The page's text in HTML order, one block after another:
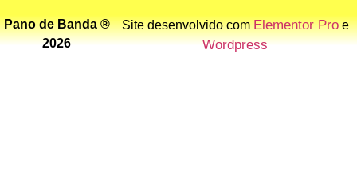
Pano de Banda ®
2026
Site desenvolvido comElementor Proe
Wordpress